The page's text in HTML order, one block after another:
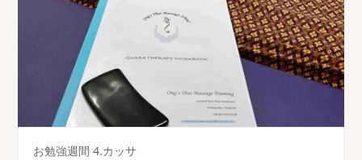
お勉強週間 4.カッサ